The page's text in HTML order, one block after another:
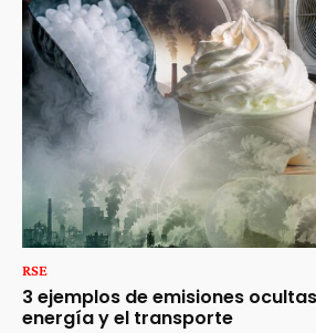
RSE
3 ejemplos de emisiones
energía y el transporte